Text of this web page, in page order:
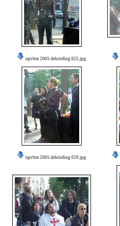
npvbm 2005 debriefing 025.jpg
npvbm 2005 debriefing 029.jpg